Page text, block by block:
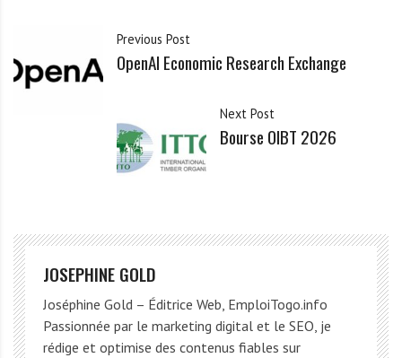
Previous Post
OpenAI Economic Research Exchange
Next Post
Bourse OIBT 2026
JOSEPHINE GOLD
Joséphine Gold – Éditrice Web, EmploiTogo.info
Passionnée par le marketing digital et le SEO, je
rédige et optimise des contenus fiables sur